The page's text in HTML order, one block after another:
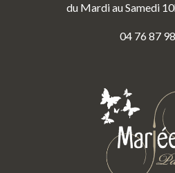
du Mardi au Samedi
04 76 87